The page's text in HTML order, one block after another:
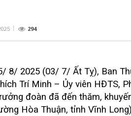
294
8/ 2025 (03/ 7/ Ất Tỵ), Ban
Trí Minh – Ủy viên HĐTS,
đoàn đã đến thăm,
Hòa Thuận, tỉnh Vĩnh